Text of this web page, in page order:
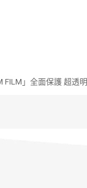
FILM」全面保護 超透明